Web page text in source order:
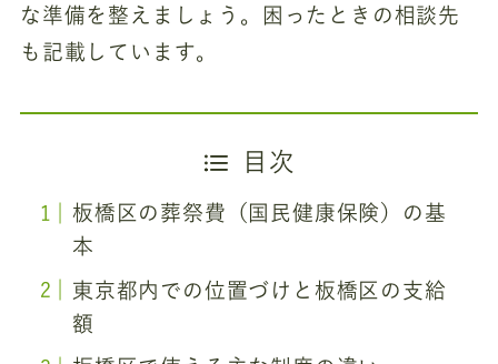
な準備を整えましょう。困ったときの相談先
も記載しています。
目次
板橋区の葬祭費（国民健康保険）の基
本
東京都内での位置づけと板橋区の支給
額